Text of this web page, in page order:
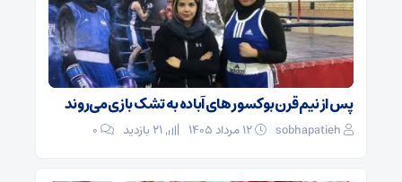
پس از نیم قرن بوکسور های آباده به تشک بازی می‌روند
sobhapatieh ۰